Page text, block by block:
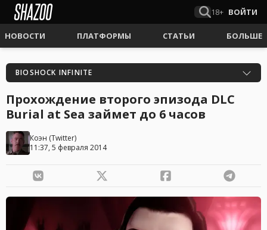
18+ ВОЙТИ
НОВОСТИ ПЛАТФОРМЫ СТАТЬИ БОЛЬШЕ
BIOSHOCK INFINITE
Прохождение второго эпизода DLC
Burial at Sea займет до 6 часов
Коэн (Twitter)
11:37, 5 февраля 2014